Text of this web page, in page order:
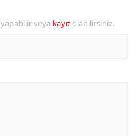
yapabilir veya kayıt olabilirsiniz.